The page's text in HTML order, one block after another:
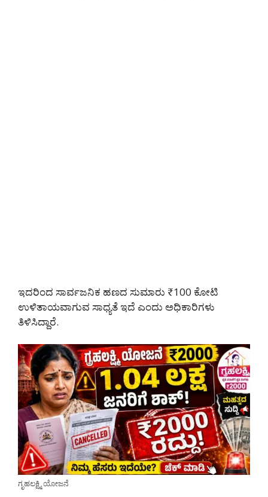
ಇದರಿಂದ ಸಾರ್ವಜನಿಕ ಹಣದ ಸುಮಾರು ₹100 ಕೋಟಿ
ಉಳಿತಾಯವಾಗುವ ಸಾಧ್ಯತೆ ಇದೆ ಎಂದು ಅಧಿಕಾರಿಗಳು
ತಿಳಿಸಿದ್ದಾರೆ.
ಗೃಹಲಕ್ಷ್ಮಿ ಯೋಜನೆ